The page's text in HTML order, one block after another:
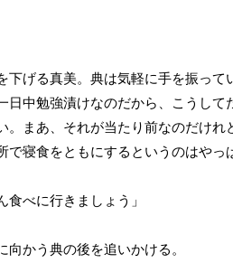
げる真美。典は気軽に手を振って
中勉強漬けなのだから、こうして
まあ、それが当たり前なのだけれ
寝食をともにするというのはやっ
食べに行きましょう」
かう典の後を追いかける。